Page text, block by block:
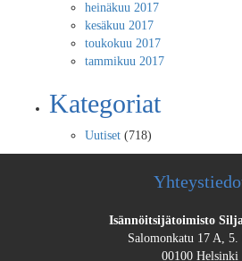
heinäkuu 2017
kesäkuu 2017
toukokuu 2017
tammikuu 2017
Kategoriat
Uutiset (718)
Isännöitsijätoimisto
Salomonkatu 17 A, 5.
00100 Helsinki